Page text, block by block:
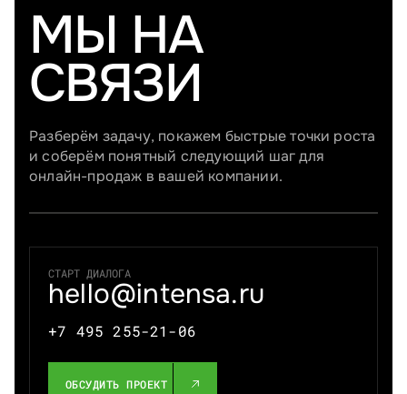
МЫ НА
СВЯЗИ
Разберём задачу, покажем быстрые точки роста
и соберём понятный следующий шаг для
онлайн-продаж в вашей компании.
СТАРТ ДИАЛОГА
hello@intensa.ru
+7 495 255-21-06
ОБСУДИТЬ ПРОЕКТ